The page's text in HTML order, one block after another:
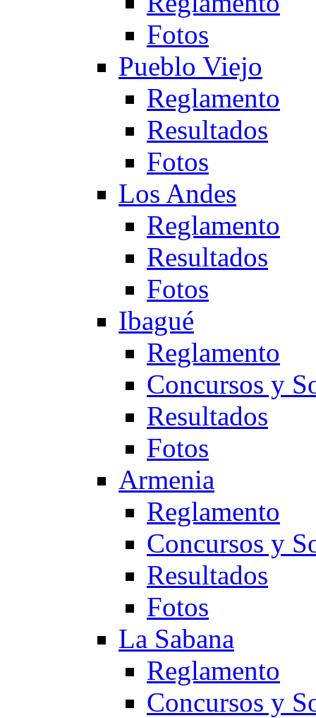
Fotos
Pueblo Viejo
Reglamento
Resultados
Fotos
Los Andes
Reglamento
Resultados
Fotos
Ibagué
Reglamento
Concursos y
Resultados
Fotos
Armenia
Reglamento
Concursos y
Resultados
Fotos
La Sabana
Reglamento
Concursos y